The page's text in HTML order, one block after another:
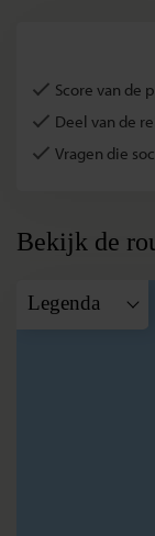
Score van de
Deel van de
Vragen die
Bekijk de
Legenda